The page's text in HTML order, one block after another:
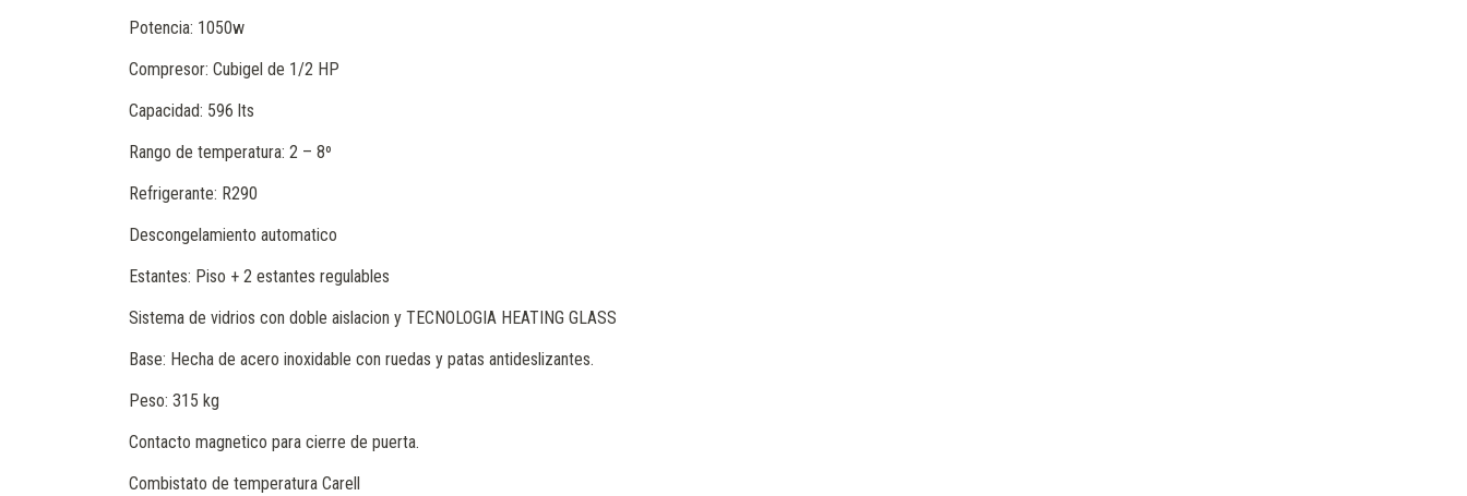
Potencia: 1050w
Compresor: Cubigel de 1/2 HP
Capacidad: 596 lts
Rango de temperatura: 2 – 8º
Refrigerante: R290
Descongelamiento automatico
Estantes: Piso + 2 estantes regulables
Sistema de vidrios con doble aislacion y TECNOLOGIA HEATING GLASS
Base: Hecha de acero inoxidable con ruedas y patas antideslizantes.
Peso: 315 kg
Contacto magnetico para cierre de puerta.
Combistato de temperatura Carell